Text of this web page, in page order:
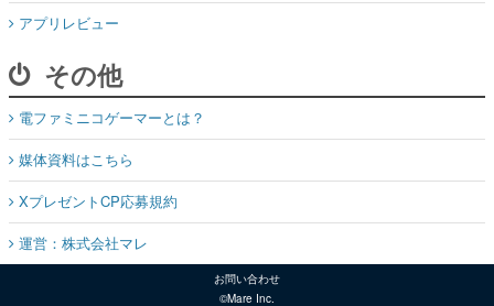
アプリレビュー
その他
電ファミニコゲーマーとは？
媒体資料はこちら
XプレゼントCP応募規約
運営：株式会社マレ
お問い合わせ
©Mare Inc.